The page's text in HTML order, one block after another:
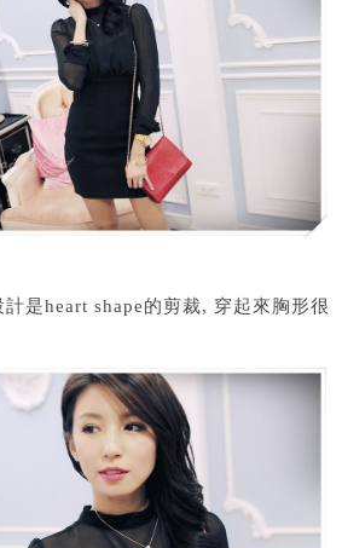
是heart shape的剪裁, 穿起來胸形很